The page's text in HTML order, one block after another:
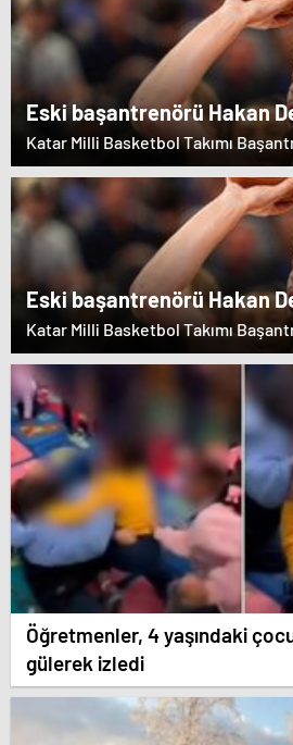
Eski başantrenörü Hakan
Şengün’e övgü
Katar Milli Basketbol Takımı
eski öğrencisi Alperen Şengün'e
Eski başantrenörü Hakan
Şengün’e övgü
Katar Milli Basketbol Takımı
eski öğrencisi Alperen Şengün'e
Öğretmenler, 4 yaşındaki
gülerek izledi